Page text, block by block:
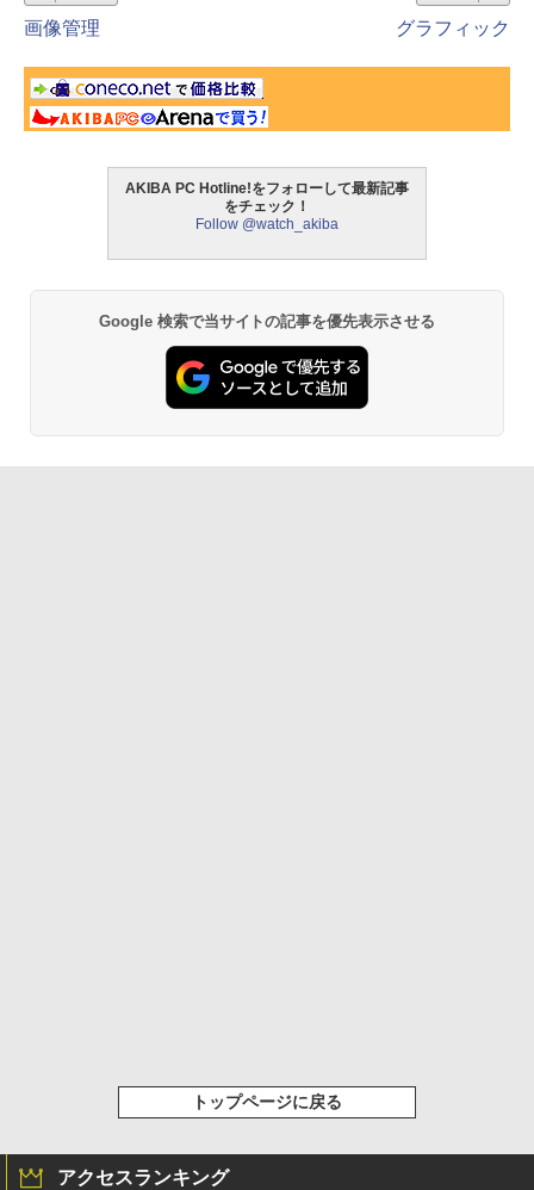
画像管理 グラフィック
AKIBA PC Hotline!をフォローして最新記事
をチェック！
Follow @watch_akiba
Google 検索で当サイトの記事を優先表示させる
トップページに戻る
アクセスランキング